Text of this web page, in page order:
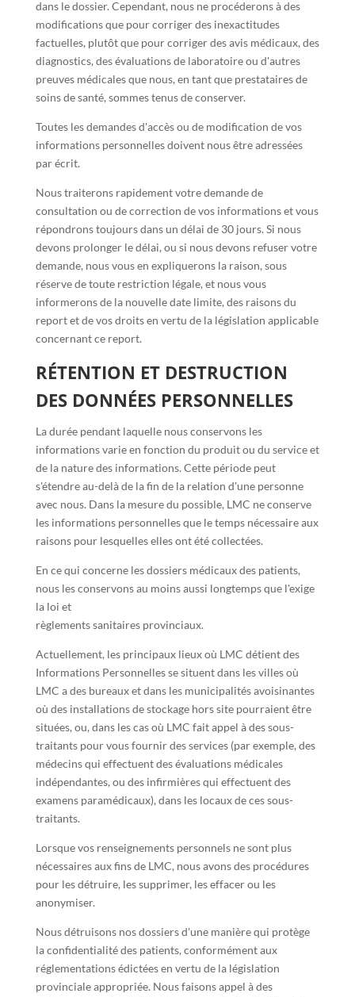
dans le dossier. Cependant, nous ne procéderons à des
modifications que pour corriger des inexactitudes
factuelles, plutôt que pour corriger des avis médicaux, des
diagnostics, des évaluations de laboratoire ou d'autres
preuves médicales que nous, en tant que prestataires de
soins de santé, sommes tenus de conserver.
Toutes les demandes d'accès ou de modification de vos
informations personnelles doivent nous être adressées
par écrit.
Nous traiterons rapidement votre demande de
consultation ou de correction de vos informations et vous
répondrons toujours dans un délai de 30 jours. Si nous
devons prolonger le délai, ou si nous devons refuser votre
demande, nous vous en expliquerons la raison, sous
réserve de toute restriction légale, et nous vous
informerons de la nouvelle date limite, des raisons du
report et de vos droits en vertu de la législation applicable
concernant ce report.
RÉTENTION ET DESTRUCTION
DES DONNÉES PERSONNELLES
La durée pendant laquelle nous conservons les
informations varie en fonction du produit ou du service et
de la nature des informations. Cette période peut
s'étendre au-delà de la fin de la relation d'une personne
avec nous. Dans la mesure du possible, LMC ne conserve
les informations personnelles que le temps nécessaire aux
raisons pour lesquelles elles ont été collectées.
En ce qui concerne les dossiers médicaux des patients,
nous les conservons au moins aussi longtemps que l'exige
la loi et
règlements sanitaires provinciaux.
Actuellement, les principaux lieux où LMC détient des
Informations Personnelles se situent dans les villes où
LMC a des bureaux et dans les municipalités avoisinantes
où des installations de stockage hors site pourraient être
situées, ou, dans les cas où LMC fait appel à des sous-
traitants pour vous fournir des services (par exemple, des
médecins qui effectuent des évaluations médicales
indépendantes, ou des infirmières qui effectuent des
examens paramédicaux), dans les locaux de ces sous-
traitants.
Lorsque vos renseignements personnels ne sont plus
nécessaires aux fins de LMC, nous avons des procédures
pour les détruire, les supprimer, les effacer ou les
anonymiser.
Nous détruisons nos dossiers d'une manière qui protège
la confidentialité des patients, conformément aux
réglementations édictées en vertu de la législation
provinciale appropriée. Nous faisons appel à des